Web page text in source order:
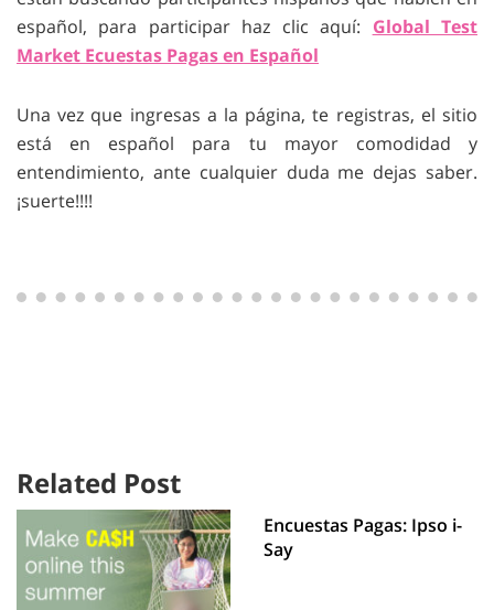
español, para participar haz clic aquí: Global Test
Market Ecuestas Pagas en Español
Una vez que ingresas a la página, te registras, el sitio
está en español para tu mayor comodidad y
entendimiento, ante cualquier duda me dejas saber.
¡suerte!!!!
Related Post
Encuestas Pagas: Ipso i-
Say